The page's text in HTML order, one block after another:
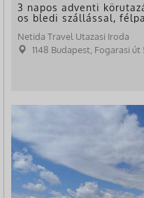
3 napos adventi
os bledi szállással,
Netida Travel Utazasi Iroda
1148 Budapest, Fogarasi út 5. 27.